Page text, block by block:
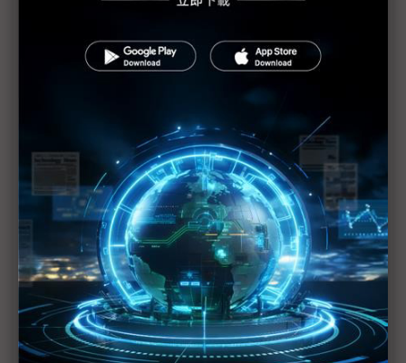
2022智造轉型大調查(下)遠端辦公、備份備援為製造
宏庭科技協助公部門發展與數位轉型
經濟逆風徒增客戶壓力 雲端業者下調業績展望
F5 rSeries新平台實現基礎設施的自動化與未來化
少子化趨勢無可逆轉 產業用人策略應全面檢討
企業最缺的DX人才 商模、策略和數據能力須兼備
SEMICON Taiwan首度推出全球汽車晶片高峰論壇
攜手經濟部鏈結台灣及全球車用半導體與汽車產業生
態圈